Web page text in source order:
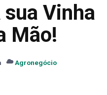
Vinha
Mão!
Agronegócio